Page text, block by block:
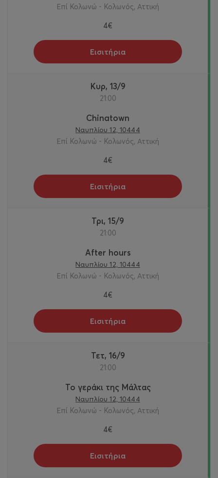
Επί Κολωνώ - Κολωνός, Αττική
4€
Εισιτήρια
Κυρ, 13/9
21:00
Chinatown
Ναυπλίου 12, 10444
Επί Κολωνώ - Κολωνός, Αττική
4€
Εισιτήρια
Τρι, 15/9
21:00
After hours
Ναυπλίου 12, 10444
Επί Κολωνώ - Κολωνός, Αττική
4€
Εισιτήρια
Τετ, 16/9
21:00
Το γεράκι της Μάλτας
Ναυπλίου 12, 10444
Επί Κολωνώ - Κολωνός, Αττική
4€
Εισιτήρια